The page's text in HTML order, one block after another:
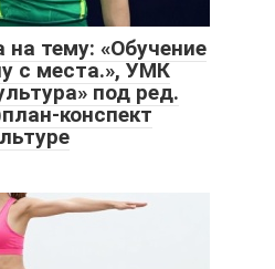
на тему: «Обучение
с места.», УМК
под ред.
конспект